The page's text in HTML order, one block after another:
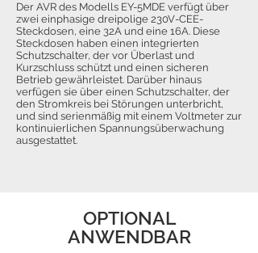
Der AVR des Modells EY-5MDE verfügt über
zwei einphasige dreipolige 230V-CEE-
Steckdosen, eine 32A und eine 16A. Diese
Steckdosen haben einen integrierten
Schutzschalter, der vor Überlast und
Kurzschluss schützt und einen sicheren
Betrieb gewährleistet. Darüber hinaus
verfügen sie über einen Schutzschalter, der
den Stromkreis bei Störungen unterbricht,
und sind serienmäßig mit einem Voltmeter zur
kontinuierlichen Spannungsüberwachung
ausgestattet.
OPTIONAL
ANWENDBAR